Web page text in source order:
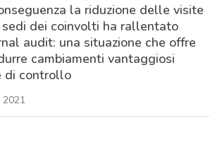
la riduzione delle visite
dei coinvolti ha rallentato
audit: una situazione che offre
cambiamenti vantaggiosi
di controllo